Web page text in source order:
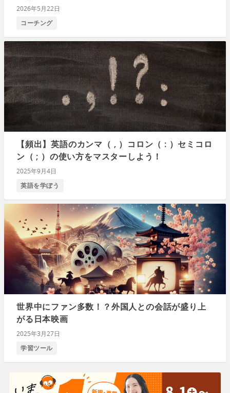
2026年5月22日
コーチング
【頻出】英語のカンマ（ , ）コロン（ : ）セミコロ
ン（ ; ）の使い方をマスターしよう！
2025年9月4日
英語を学ぼう
世界中にファン多数！？外国人との会話が盛り上
がる日本映画
2025年3月27日
学習ツール